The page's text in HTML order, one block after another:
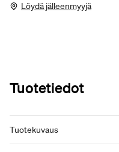
Löydä jälleenmyyjä
Tuotetiedot
Tuotekuvaus